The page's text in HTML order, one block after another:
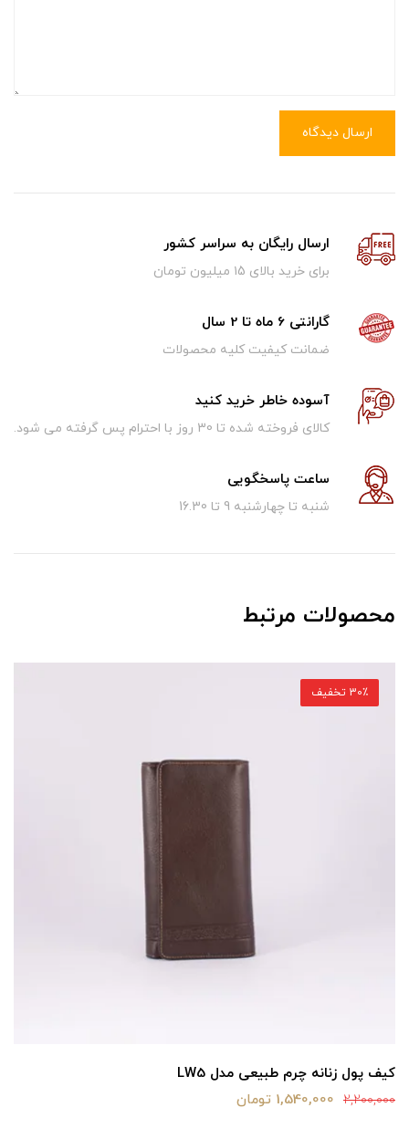
ارسال دیدگاه
ارسال رایگان به سراسر کشور
برای خرید بالای ۱5 میلیون تومان
گارانتی 6 ماه تا 2 سال
ضمانت کیفیت کلیه محصولات
آسوده خاطر خرید کنید
کالای فروخته شده تا 30 روز با احترام پس گرفته می شود.
ساعت پاسخگویی
شنبه تا چهارشنبه 9 تا 16.30
محصولات مرتبط
کیف پول زنانه چرم طبیعی مدل LW5
2,200,000 1,540,000 تومان
30٪ تخفیف